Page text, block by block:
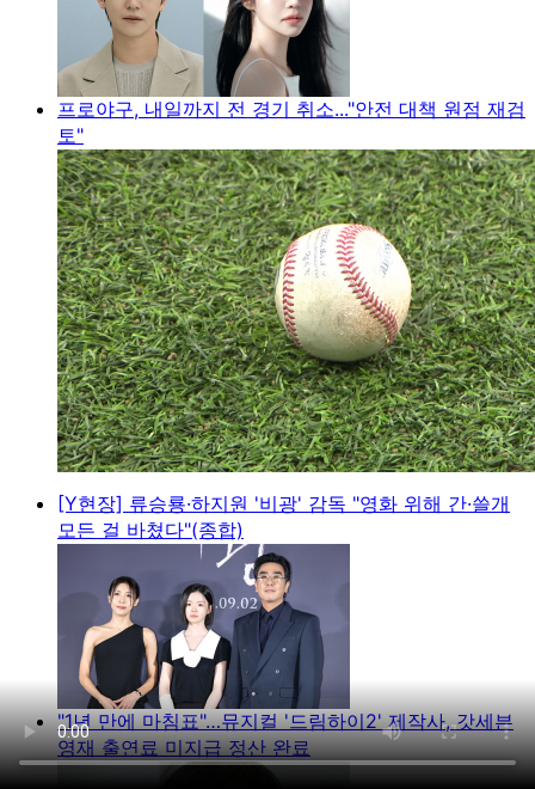
프로야구, 내일까지 전 경기 취소..."안전 대책 원점 재검
토"
[Y현장] 류승룡·하지원 '비광' 감독 "영화 위해 간·쓸개
모든 걸 바쳤다"(종합)
"1년 만에 마침표"…뮤지컬 '드림하이2' 제작사, 갓세븐
영재 출연료 미지급 정산 완료